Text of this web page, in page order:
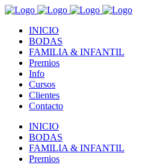
INICIO
BODAS
FAMILIA & INFANTIL
Premios
Info
Cursos
Clientes
Contacto
INICIO
BODAS
FAMILIA & INFANTIL
Premios